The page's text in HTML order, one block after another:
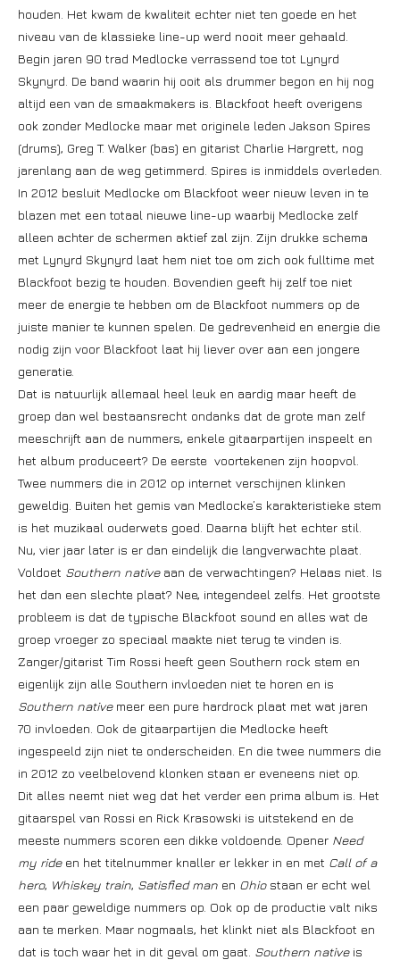
houden. Het kwam de kwaliteit echter niet ten goede en het
niveau van de klassieke line-up werd nooit meer gehaald.
Begin jaren 90 trad Medlocke verrassend toe tot Lynyrd
Skynyrd. De band waarin hij ooit als drummer begon en hij nog
altijd een van de smaakmakers is. Blackfoot heeft overigens
ook zonder Medlocke maar met originele leden Jakson Spires
(drums), Greg T. Walker (bas) en gitarist Charlie Hargrett, nog
jarenlang aan de weg getimmerd. Spires is inmiddels overleden.
In 2012 besluit Medlocke om Blackfoot weer nieuw leven in te
blazen met een totaal nieuwe line-up waarbij Medlocke zelf
alleen achter de schermen aktief zal zijn. Zijn drukke schema
met Lynyrd Skynyrd laat hem niet toe om zich ook fulltime met
Blackfoot bezig te houden. Bovendien geeft hij zelf toe niet
meer de energie te hebben om de Blackfoot nummers op de
juiste manier te kunnen spelen. De gedrevenheid en energie die
nodig zijn voor Blackfoot laat hij liever over aan een jongere
generatie.
Dat is natuurlijk allemaal heel leuk en aardig maar heeft de
groep dan wel bestaansrecht ondanks dat de grote man zelf
meeschrijft aan de nummers, enkele gitaarpartijen inspeelt en
het album produceert? De eerste voortekenen zijn hoopvol.
Twee nummers die in 2012 op internet verschijnen klinken
geweldig. Buiten het gemis van Medlocke’s karakteristieke stem
is het muzikaal ouderwets goed. Daarna blijft het echter stil.
Nu, vier jaar later is er dan eindelijk die langverwachte plaat.
Voldoet Southern nativeaan de verwachtingen? Helaas niet. Is
het dan een slechte plaat? Nee, integendeel zelfs. Het grootste
probleem is dat de typische Blackfoot sound en alles wat de
groep vroeger zo speciaal maakte niet terug te vinden is.
Zanger/gitarist Tim Rossi heeft geen Southern rock stem en
eigenlijk zijn alle Southern invloeden niet te horen en is
Southern nativemeer een pure hardrock plaat met wat jaren
70 invloeden. Ook de gitaarpartijen die Medlocke heeft
ingespeeld zijn niet te onderscheiden. En die twee nummers die
in 2012 zo veelbelovend klonken staan er eveneens niet op.
Dit alles neemt niet weg dat het verder een prima album is. Het
gitaarspel van Rossi en Rick Krasowski is uitstekend en de
meeste nummers scoren een dikke voldoende. Opener Need
my rideen het titelnummer knaller er lekker in en met Call of a
hero, Whiskey train, Satisfied man en Ohiostaan er echt wel
een paar geweldige nummers op. Ook op de productie valt niks
aan te merken. Maar nogmaals, het klinkt niet als Blackfoot en
dat is toch waar het in dit geval om gaat. Southern nativeis